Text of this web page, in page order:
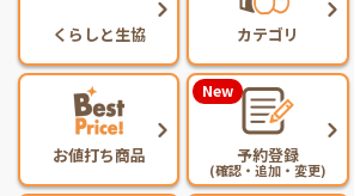
くらしと生協 カテゴリ
お値打ち商品 予約登録
(確認・追加・変更)
New